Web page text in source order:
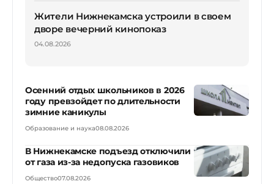
Жители Нижнекамска устроили в своем
дворе вечерний кинопоказ
04.08.2026
Осенний отдых школьников в 2026
году превзойдет по длительности
зимние каникулы
Образование и наука08.08.2026
В Нижнекамске подъезд отключили
от газа из-за недопуска газовиков
Общество07.08.2026